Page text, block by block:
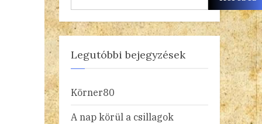
Legutóbbi bejegyzések
Körner80
A nap körül a csillagok